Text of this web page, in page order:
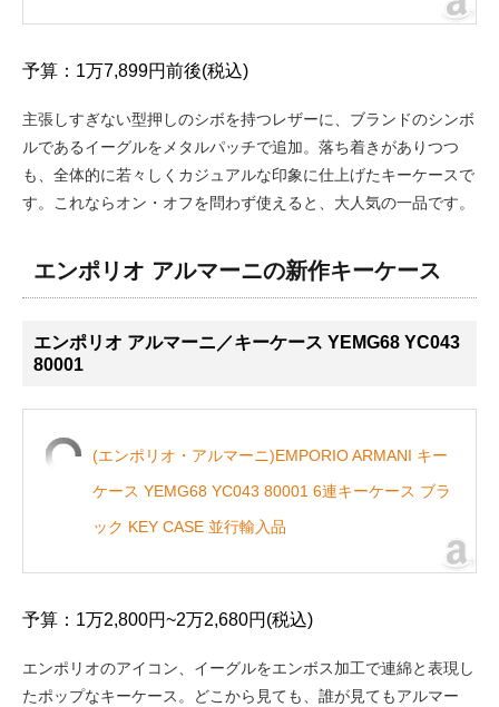
予算：1万7,899円前後(税込)
主張しすぎない型押しのシボを持つレザーに、ブランドのシンボ
ルであるイーグルをメタルパッチで追加。落ち着きがありつつ
も、全体的に若々しくカジュアルな印象に仕上げたキーケースで
す。これならオン・オフを問わず使えると、大人気の一品です。
エンポリオ アルマーニの新作キーケース
エンポリオ アルマーニ／キーケース YEMG68 YC043
80001
(エンポリオ・アルマーニ)EMPORIO ARMANI キー
ケース YEMG68 YC043 80001 6連キーケース ブラ
ック KEY CASE 並行輸入品
予算：1万2,800円~2万2,680円(税込)
エンポリオのアイコン、イーグルをエンボス加工で連綿と表現し
たポップなキーケース。どこから見ても、誰が見てもアルマー